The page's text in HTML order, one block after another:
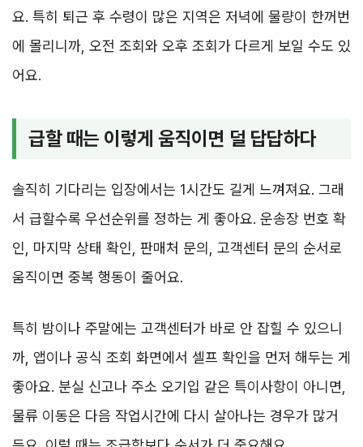
요. 특히 퇴근 후 수령이 많은 지역은 저녁에 물량이 한꺼번
에 몰리니까, 오전 조회와 오후 조회가 다르게 보일 수도 있
어요.
급할 때는 이렇게 움직이면 덜 답답하다
솔직히 기다리는 입장에서는 1시간도 길게 느껴져요. 그래
서 급할수록 우선순위를 정하는 게 좋아요. 운송장 번호 확
인, 마지막 상태 확인, 판매처 문의, 고객센터 문의 순서로
움직이면 중복 행동이 줄어요.
특히 밤이나 주말에는 고객센터가 바로 안 잡힐 수 있으니
까, 앱이나 공식 조회 화면에서 셀프 확인을 먼저 해두는 게
좋아요. 분실 신고나 주소 오기입 같은 특이사항이 아니면,
물류 이동은 다음 작업시간에 다시 살아나는 경우가 많거